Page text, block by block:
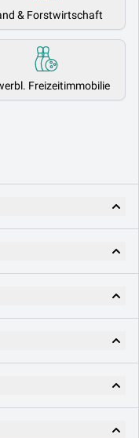
& Forstwirtschaft
Freizeitimmobilie